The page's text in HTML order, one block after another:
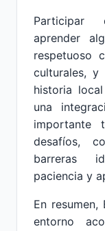
Participar
aprender
respetuoso
culturales, y
historia
una
importante
desafíos,
barreras
paciencia y
En
entorno